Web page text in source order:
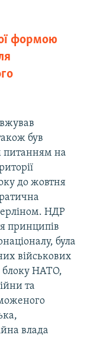
формою
був
питанням на
до жовтня
НДР
принципів
була
військових
блоку НАТО,
та
влада